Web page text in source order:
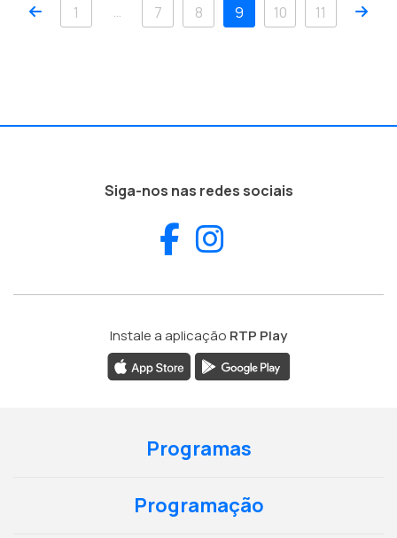
Anterior
1 … 7 8 9 10 11
Siga-nos nas redes sociais
Facebook
Instale a aplicação RTP Play
Programas
Programação